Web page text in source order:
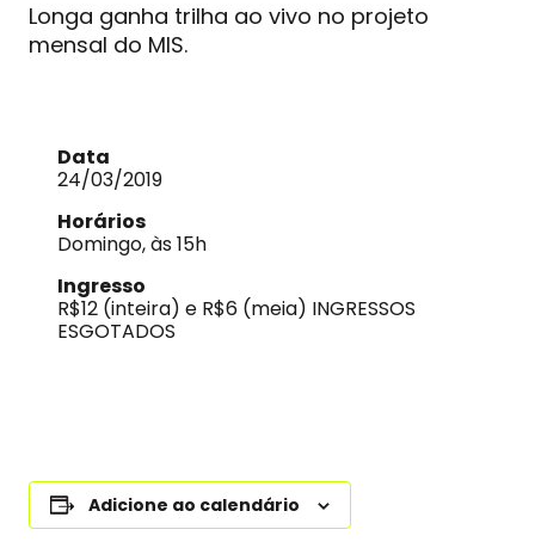
Longa ganha trilha ao vivo no projeto
mensal do MIS.
Data
24/03/2019
Horários
Domingo, às 15h
Ingresso
R$12 (inteira) e R$6 (meia) INGRESSOS
ESGOTADOS
Adicione ao calendário